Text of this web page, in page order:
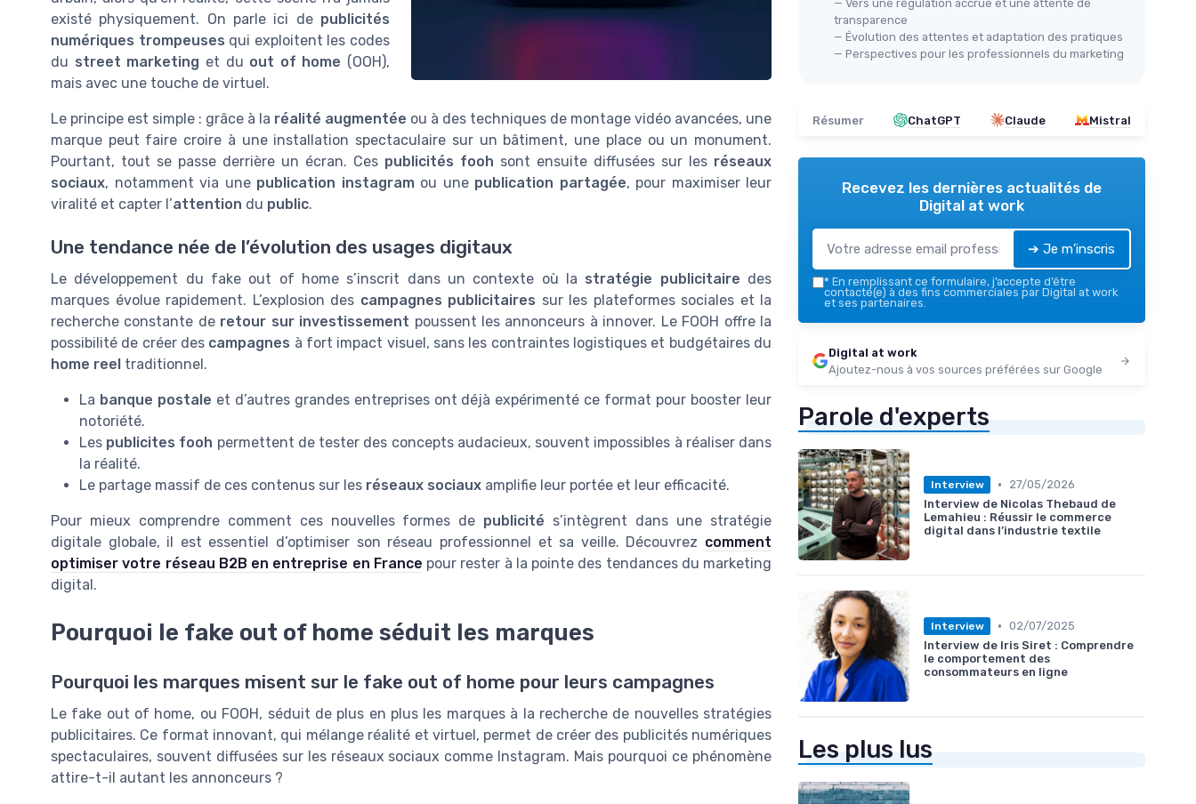
existé physiquement. On parle ici de publicités
numériques trompeuses qui exploitent les codes
du street marketing et du out of home (OOH),
mais avec une touche de virtuel.
Le principe est simple : grâce à la réalité augmentée ou à des techniques de montage vidéo avancées, une
marque peut faire croire à une installation spectaculaire sur un bâtiment, une place ou un monument.
Pourtant, tout se passe derrière un écran. Ces publicités fooh sont ensuite diffusées sur les réseaux
sociaux, notamment via une publication instagramou une publication partagée, pour maximiser leur
viralité et capter l’attention du public.
Une tendance née de l’évolution des usages digitaux
Le développement du fake out of home s’inscrit dans un contexte où la stratégie publicitaire des
marques évolue rapidement. L’explosion des campagnes publicitaires sur les plateformes sociales et la
recherche constante de retour sur investissement poussent les annonceurs à innover. Le FOOH offre la
possibilité de créer des campagnes à fort impact visuel, sans les contraintes logistiques et budgétaires du
home reel traditionnel.
La banque postale et d’autres grandes entreprises ont déjà expérimenté ce format pour booster leur
notoriété.
Les publicites fooh permettent de tester des concepts audacieux, souvent impossibles à réaliser dans
la réalité.
Le partage massif de ces contenus sur les réseaux sociaux amplifie leur portée et leur efficacité.
Pour mieux comprendre comment ces nouvelles formes de publicité s’intègrent dans une stratégie
digitale globale, il est essentiel d’optimiser son réseau professionnel et sa veille. Découvrez comment
optimiser votre réseau B2B en entreprise en France pour rester à la pointe des tendances du marketing
digital.
Pourquoi le fake out of home séduit les marques
Pourquoi les marques misent sur le fake out of home pour leurs campagnes
Le fake out of home, ou FOOH, séduit de plus en plus les marques à la recherche de nouvelles stratégies
publicitaires. Ce format innovant, qui mélange réalité et virtuel, permet de créer des publicités numériques
spectaculaires, souvent diffusées sur les réseaux sociaux comme Instagram. Mais pourquoi ce phénomène
attire-t-il autant les annonceurs ?
— Vers une régulation accrue et une attente de
transparence
— Évolution des attentes et adaptation des pratiques
— Perspectives pour les professionnels du marketing
Résumer ChatGPT Claude Mistral
Recevez les dernières actualités de
Digital at work
➔ Je m'inscris
* En remplissant ce formulaire, j’accepte d’être
contacté(e) à des fins commerciales par Digital at work
et ses partenaires.
Digital at work
Ajoutez-nous à vos sources préférées sur Google
Parole d'experts
Interview •
27/05/2026
Interview de Nicolas Thebaud de
Lemahieu : Réussir le commerce
digital dans l’industrie textile
Interview • 02/07/2025
Interview de Iris Siret : Comprendre
le comportement des
consommateurs en ligne
Les plus lus